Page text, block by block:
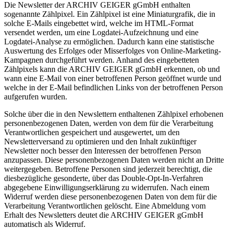
Die Newsletter der ARCHIV GEIGER gGmbH enthalten
sogenannte Zählpixel. Ein Zählpixel ist eine Miniaturgrafik, die in
solche E-Mails eingebettet wird, welche im HTML-Format
versendet werden, um eine Logdatei-Aufzeichnung und eine
Logdatei-Analyse zu ermöglichen. Dadurch kann eine statistische
Auswertung des Erfolges oder Misserfolges von Online-Marketing-
Kampagnen durchgeführt werden. Anhand des eingebetteten
Zählpixels kann die ARCHIV GEIGER gGmbH erkennen, ob und
wann eine E-Mail von einer betroffenen Person geöffnet wurde und
welche in der E-Mail befindlichen Links von der betroffenen Person
aufgerufen wurden.
Solche über die in den Newslettern enthaltenen Zählpixel erhobenen
personenbezogenen Daten, werden von dem für die Verarbeitung
Verantwortlichen gespeichert und ausgewertet, um den
Newsletterversand zu optimieren und den Inhalt zukünftiger
Newsletter noch besser den Interessen der betroffenen Person
anzupassen. Diese personenbezogenen Daten werden nicht an Dritte
weitergegeben. Betroffene Personen sind jederzeit berechtigt, die
diesbezügliche gesonderte, über das Double-Opt-In-Verfahren
abgegebene Einwilligungserklärung zu widerrufen. Nach einem
Widerruf werden diese personenbezogenen Daten von dem für die
Verarbeitung Verantwortlichen gelöscht. Eine Abmeldung vom
Erhalt des Newsletters deutet die ARCHIV GEIGER gGmbH
automatisch als Widerruf.